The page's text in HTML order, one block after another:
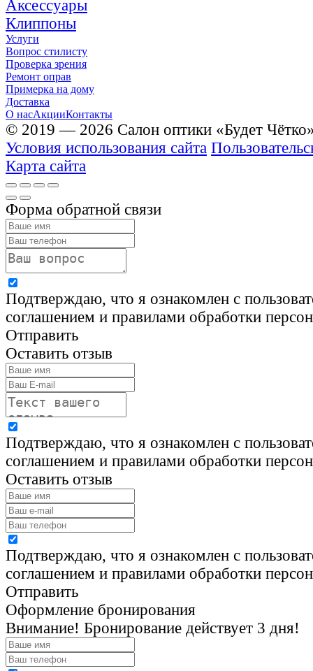
Аксессуары
Клиппоны
Услуги
Вопрос стилисту
Проверка зрения
Ремонт оправ
Примерка на дому
Доставка
О насАкцииКонтакты
© 2019 — 2026 Салон оптики «Будет
Условия использования сайта
Карта сайта
Форма обратной связи
Подтверждаю, что я ознакомлен с
соглашением и правилами обработки
Отправить
Оставить отзыв
Подтверждаю, что я ознакомлен с
соглашением и правилами обработки
Оставить отзыв
Подтверждаю, что я ознакомлен с
соглашением и правилами обработки
Отправить
Оформление бронирования
Внимание! Бронирование действует 3 дня!